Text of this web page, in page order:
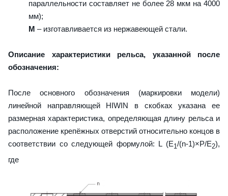
параллельности составляет не более 28 мкм на 4000
мм);
M – изготавливается из нержавеющей стали.
Описание характеристики рельса, указанной после
обозначения:
После основного обозначения (маркировки модели)
линейной направляющей HIWIN в скобках указана ее
размерная характеристика, определяющая длину рельса и
расположение крепёжных отверстий относительно концов в
соответствии со следующей формулой: L (E1/(n-1)×P/E2),
где